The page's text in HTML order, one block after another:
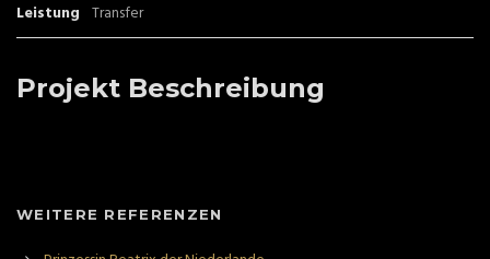
Leistung Transfer
Projekt Beschreibung
WEITERE REFERENZEN